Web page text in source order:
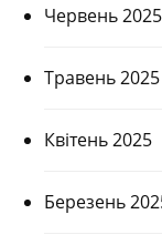
Червень 2025
Травень 2025
Квітень 2025
Березень